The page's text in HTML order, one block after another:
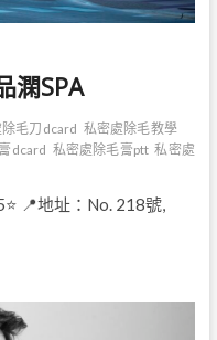
澖SPA
毛刀dcard 私密處除毛教學
dcard 私密處除毛膏ptt 私密處
📍地址：No. 218號,